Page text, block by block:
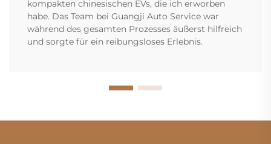
kompakten chinesischen EVs, die ich erworben
habe. Das Team bei Guangji Auto Service war
während des gesamten Prozesses äußerst hilfreich
und sorgte für ein reibungsloses Erlebnis.